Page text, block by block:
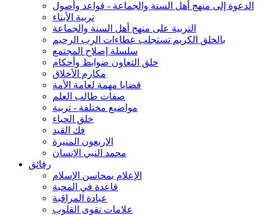
الدعوة إلى منهج أهل السنة والجماعة - قواعد وأصول
تربية الأبناء
التربية على منهج أهل السنة والجماعة
بالخلق الكريم تستجلب عطاءات الرب الرحيم
سلسلة إصلاح المجتمع
خلق التعاون ضوابط وأحكام
مكارم الأخلاق
قضايا مهمة لعامة الأمة
صفات طالب العلم
مواضيع مختلفة - تربية
خلق الحياء
فك القيد
الاربعون المنيرة
محمد النبي الإنسان
رقائق
الإعلام بمحاسن الإسلام
قاعدة في المحبة
عبادة المراقبة
علامات تقوى القلوب